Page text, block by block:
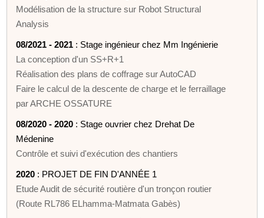
Modélisation de la structure sur Robot Structural
Analysis
08/2021 - 2021 : Stage ingénieur chez Mm Ingénierie
La conception d'un SS+R+1
Réalisation des plans de coffrage sur AutoCAD
Faire le calcul de la descente de charge et le ferraillage
par ARCHE OSSATURE
08/2020 - 2020 : Stage ouvrier chez Drehat De
Médenine
Contrôle et suivi d'exécution des chantiers
2020 : PROJET DE FIN D'ANNÉE 1
Etude Audit de sécurité routière d'un tronçon routier
(Route RL786 ELhamma-Matmata Gabès)